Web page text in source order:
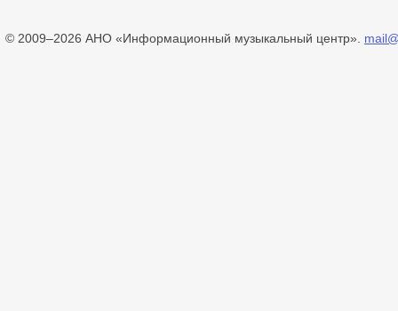
© 2009–2026 АНО «Информационный музыкальный центр».